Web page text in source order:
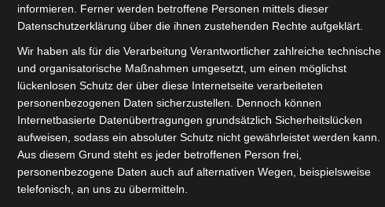
informieren. Ferner werden betroffene Personen mittels dieser
Datenschutzerklärung über die ihnen zustehenden Rechte aufgeklärt.
Wir haben als für die Verarbeitung Verantwortlicher zahlreiche technische
und organisatorische Maßnahmen umgesetzt, um einen möglichst
lückenlosen Schutz der über diese Internetseite verarbeiteten
personenbezogenen Daten sicherzustellen. Dennoch können
Internetbasierte Datenübertragungen grundsätzlich Sicherheitslücken
aufweisen, sodass ein absoluter Schutz nicht gewährleistet werden kann.
Aus diesem Grund steht es jeder betroffenen Person frei,
personenbezogene Daten auch auf alternativen Wegen, beispielsweise
telefonisch, an uns zu übermitteln.